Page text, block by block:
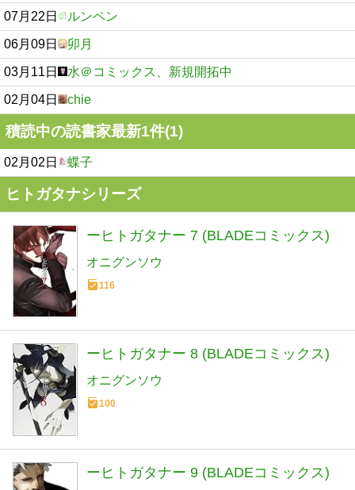
07月22日 ルンペン
06月09日 卯月
03月11日 水＠コミックス、新規開拓中
02月04日 chie
積読中の読書家最新1件(1)
02月02日 蝶子
ヒトガタナシリーズ
ーヒトガタナー 7 (BLADEコミックス)
オニグンソウ
116
ーヒトガタナー 8 (BLADEコミックス)
オニグンソウ
100
ーヒトガタナー 9 (BLADEコミックス)